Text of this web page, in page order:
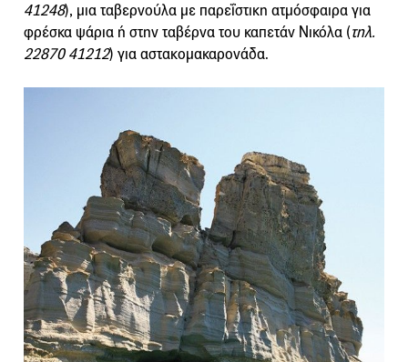
41248), μια ταβερνούλα με παρεΐστικη ατμόσφαιρα για
φρέσκα ψάρια ή στην ταβέρνα του καπετάν Νικόλα (τηλ.
22870 41212) για αστακομακαρονάδα.